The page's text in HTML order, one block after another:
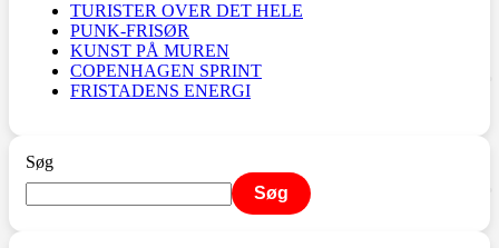
TURISTER OVER DET HELE
PUNK-FRISØR
KUNST PÅ MUREN
COPENHAGEN SPRINT
FRISTADENS ENERGI
Søg
Søg